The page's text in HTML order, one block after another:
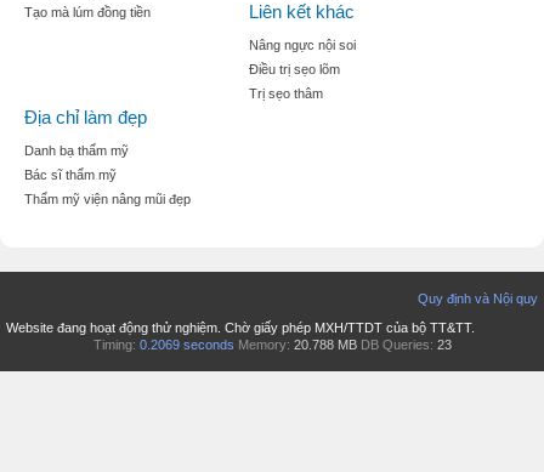
Tạo mà lúm đồng tiền
Liên kết khác
Nâng ngực nội soi
Điều trị sẹo lõm
Trị sẹo thâm
Địa chỉ làm đẹp
Danh bạ thẩm mỹ
Bác sĩ thẩm mỹ
Thẩm mỹ viện nâng mũi đẹp
Quy định và Nội quy
Website đang hoạt động thử nghiệm. Chờ giấy phép MXH/TTDT của bộ TT&TT.
Timing: 0.2069 seconds Memory: 20.788 MB DB Queries: 23